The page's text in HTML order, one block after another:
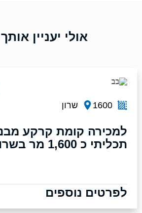
אולי יעניין
1600 שרון
למכירה קומת קרקע
תכליתי כ 1,600 מר בשרון
לפרטים נוספים